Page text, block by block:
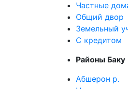
Частные
Общий двор
Земельный
C кредитом
Районы Баку
Абшерон р.